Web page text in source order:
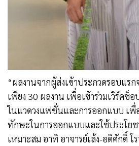
“ผลงานจากผู้ส่งเข้าประกวดรอบแร
เพียง 30 ผลงาน เพื่อเข้าร่วมเวิร์คช็
ในแวดวงแฟชั่นและการออกแบบ เพื่
ทักษะในการออกแบบและใช้ประโย
เหมาะสม อาทิ อาจารย์เล้ง-อดิศักดิ์